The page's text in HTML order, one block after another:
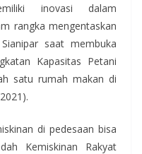
inovasi dalam
rangka mengentaskan
saat membuka
Kapasitas Petani
satu rumah makan di
di pedesaan bisa
Kemiskinan Rakyat